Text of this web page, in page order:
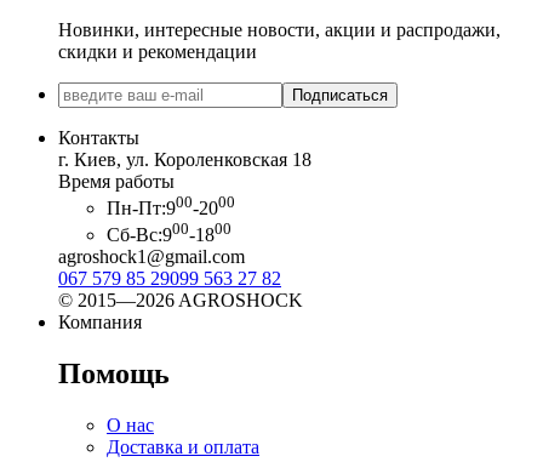
Новинки, интересные новости, акции и распродажи,
скидки и рекомендации
Подписаться
Контакты
г. Киев, ул. Короленковская 18
Время работы
Пн-Пт:900-2000
Сб-Вс:900-1800
agroshock1@gmail.com
067 579 85 29099 563 27 82
© 2015—2026 AGROSHOCK
Компания
Помощь
О нас
Доставка и оплата